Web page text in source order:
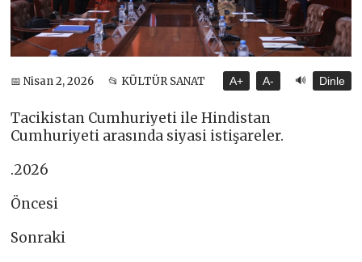
📅 Nisan 2, 2026 📂 KÜLTÜR SANAT A+ A- 🔊 Dinle
Tacikistan Cumhuriyeti ile Hindistan
Cumhuriyeti arasında siyasi istişareler.
.2026
Öncesi
Sonraki